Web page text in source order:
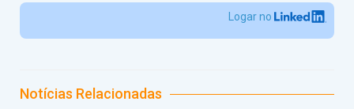
Logar no
Notícias Relacionadas